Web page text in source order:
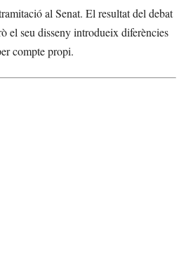
al Senat. El resultat del debat
el seu disseny introdueix diferències
compte propi.